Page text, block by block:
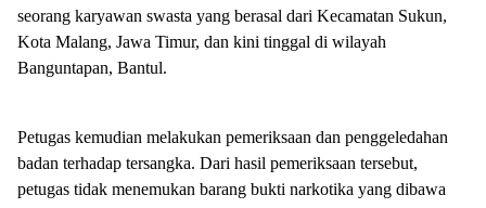
seorang karyawan swasta yang berasal dari Kecamatan Sukun,
Kota Malang, Jawa Timur, dan kini tinggal di wilayah
Banguntapan, Bantul.
Petugas kemudian melakukan pemeriksaan dan penggeledahan
badan terhadap tersangka. Dari hasil pemeriksaan tersebut,
petugas tidak menemukan barang bukti narkotika yang dibawa